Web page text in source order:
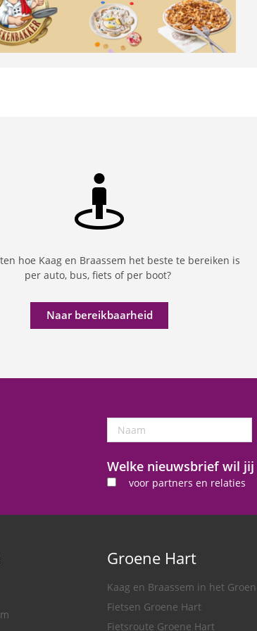
hoe Kaag en Braassem het beste te bereiken is
per auto, bus, fiets of per boot?
Naar bereikbaarheid
Naam
Welke nieuwsbrief wil jij
voor partners en relaties
Groene Hart
Kaag en Braassem in het
Fietsen Groene Hart
Fietsroute Groene Hart